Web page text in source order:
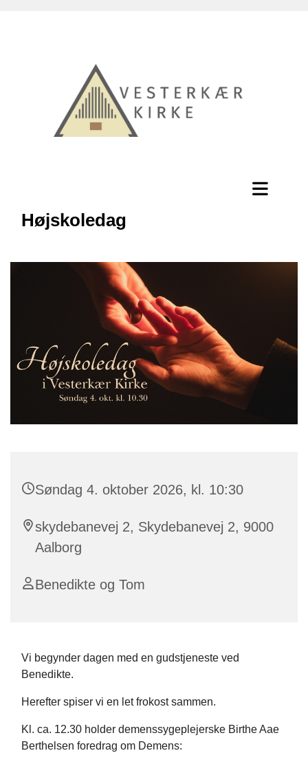
Højskoledag
Søndag 4. oktober 2026, kl. 10:30
skydebanevej 2, Skydebanevej 2, 9000
Aalborg
Benedikte og Tom
Vi begynder dagen med en gudstjeneste ved
Benedikte.
Herefter spiser vi en let frokost sammen.
Kl. ca. 12.30 holder demenssygeplejerske Birthe Aae
Berthelsen foredrag om Demens: